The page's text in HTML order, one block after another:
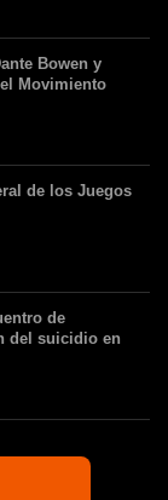
Bowen y
Movimiento
de los Juegos
de
del suicidio en